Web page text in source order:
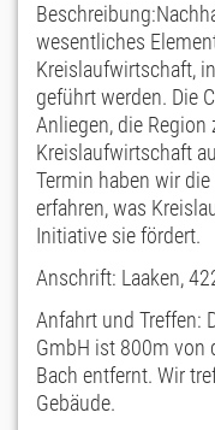
wesentliches
Kreislaufwirtschaft,
geführt werden. Die
Anliegen, die
Kreislaufwirtschaft
Termin haben wir
erfahren, was
Initiative sie fördert.
Anschrift: Laaken,
Anfahrt und Treffen:
GmbH ist 800m von
Bach entfernt. Wir
Gebäude.